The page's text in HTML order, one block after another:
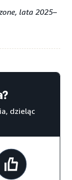
lata 2025–
dzieląc